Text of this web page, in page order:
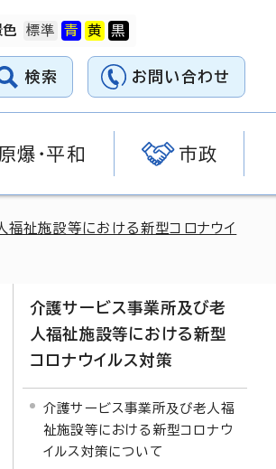
色
検索 お問い合わせ
原爆・平和 市政
祉施設等における新型コロナウイ
介護サービス事業所及び老
人福祉施設等における新型
コロナウイルス対策
介護サービス事業所及び老人福
祉施設等における新型コロナウ
イルス対策について